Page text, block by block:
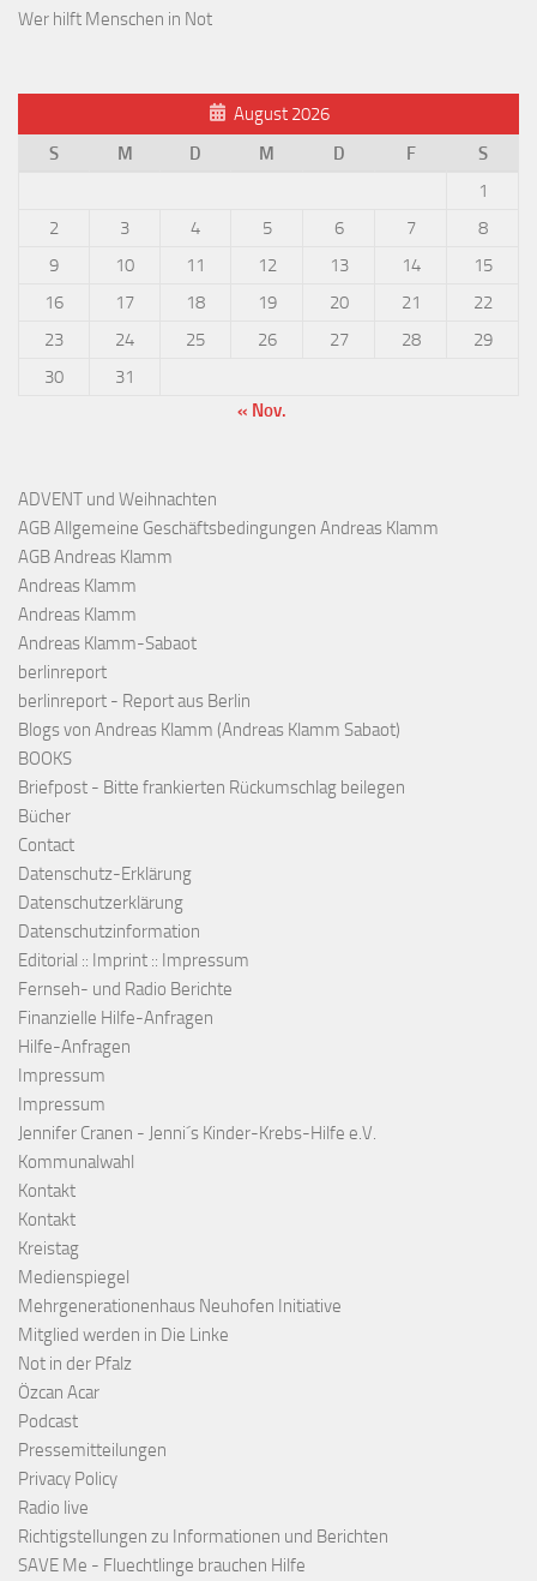
Wer hilft Menschen in Not
August 2026
S
M D M D F
S
1
2
3 4 5 6 7
8
9
10 11 12 13 14
15
16
17 18 19 20 21
22
23
24 25 26 27 28
29
30
31
« Nov.
ADVENT und Weihnachten
AGB Allgemeine Geschäftsbedingungen Andreas Klamm
AGB Andreas Klamm
Andreas Klamm
Andreas Klamm
Andreas Klamm-Sabaot
berlinreport
berlinreport - Report aus Berlin
Blogs von Andreas Klamm (Andreas Klamm Sabaot)
BOOKS
Briefpost - Bitte frankierten Rückumschlag beilegen
Bücher
Contact
Datenschutz-Erklärung
Datenschutzerklärung
Datenschutzinformation
Editorial :: Imprint :: Impressum
Fernseh- und Radio Berichte
Finanzielle Hilfe-Anfragen
Hilfe-Anfragen
Impressum
Impressum
Jennifer Cranen - Jenni´s Kinder-Krebs-Hilfe e.V.
Kommunalwahl
Kontakt
Kontakt
Kreistag
Medienspiegel
Mehrgenerationenhaus Neuhofen Initiative
Mitglied werden in Die Linke
Not in der Pfalz
Özcan Acar
Podcast
Pressemitteilungen
Privacy Policy
Radio live
Richtigstellungen zu Informationen und Berichten
SAVE Me - Fluechtlinge brauchen Hilfe